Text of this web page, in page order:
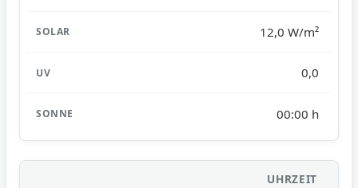
12,0 W/m²
0,0
00:00 h